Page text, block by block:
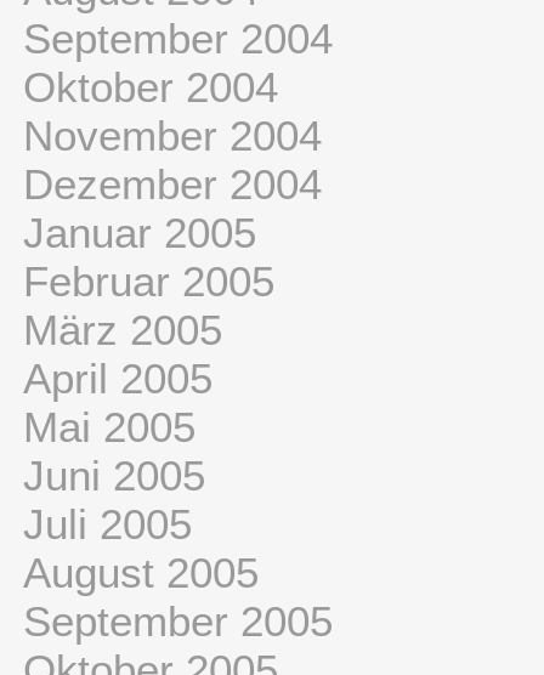
September 2004
Oktober 2004
November 2004
Dezember 2004
Januar 2005
Februar 2005
März 2005
April 2005
Mai 2005
Juni 2005
Juli 2005
August 2005
September 2005